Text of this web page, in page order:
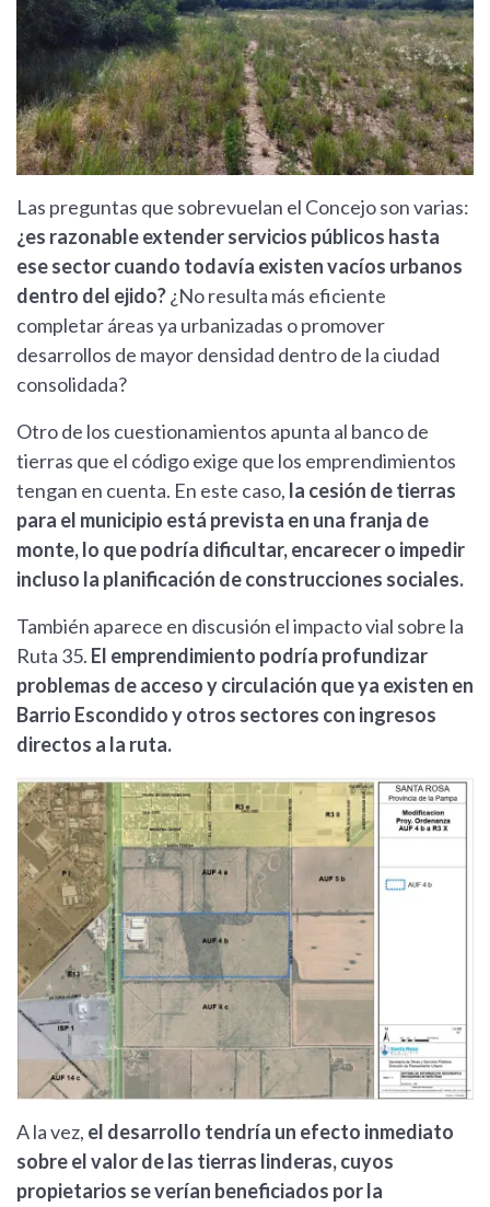
Las preguntas que sobrevuelan el Concejo son varias:
¿es razonable extender servicios públicos hasta
ese sector cuando todavía existen vacíos urbanos
dentro del ejido?¿No resulta más eficiente
completar áreas ya urbanizadas o promover
desarrollos de mayor densidad dentro de la ciudad
consolidada?
Otro de los cuestionamientos apunta al banco de
tierras que el código exige que los emprendimientos
tengan en cuenta. En este caso, la cesión de tierras
para el municipio está prevista en una franja de
monte, lo que podría dificultar, encarecer o impedir
incluso la planificación de construcciones sociales.
También aparece en discusión el impacto vial sobre la
Ruta 35. El emprendimiento podría profundizar
problemas de acceso y circulación que ya existen en
Barrio Escondido y otros sectores con ingresos
directos a la ruta.
A la vez, el desarrollo tendría un efecto inmediato
sobre el valor de las tierras linderas, cuyos
propietarios se verían beneficiados por la